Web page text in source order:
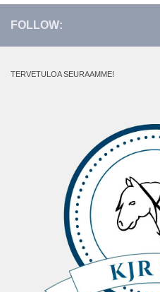
FOLLOW:
TERVETULOA SEURAAMME!